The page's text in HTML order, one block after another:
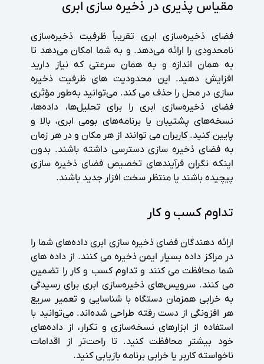
مقیاس پذیری در ذخیره سازی ابری
فضای ذخیره‌سازی ابری تقریباً ظرفیت ذخیره‌سازی
نامحدودی را ارائه می‌دهد. و به شما امکان می‌دهد تا
به همان اندازه و به همان سرعتی که نیاز دارید
افزایش دهید. این محدودیت های ظرفیت ذخیره
سازی در محل را حذف می کند. می‌توانید به‌طور مؤثری
فضای ذخیره‌سازی ابری را برای تحلیل‌ها، داده‌ها،
نسخه‌های پشتیبان یا برنامه‌های بومی ابری، بالا و
پایین کنید. کاربران می توانند از هر مکان و در هر زمان
به فضای ذخیره سازی دسترسی داشته باشند. بدون
اینکه نگران فرآیندهای تخصیص فضای ذخیره سازی
پیچیده باشند یا منتظر سخت افزار جدید باشند.
تداوم کسب و کار
ارائه دهندگان فضای ذخیره سازی ابری داده‌های شما را
در مراکز داده بسیار ایمن ذخیره می کنند. از داده های
شما محافظت می کنند و تداوم کسب و کار را تضمین
می کنند. سرویس‌های ذخیره‌سازی ابری برای رسیدگی
به خرابی همزمان دستگاه با شناسایی و تعمیر سریع
هر افزونگی از دست رفته طراحی شده‌اند. می‌توانید با
استفاده از ابزارهای نسخه‌سازی و تکرار، از داده‌های
خود بیشتر محافظت کنید. تا راحت‌تر از اقدامات
ناخواسته کاربر یا خرابی برنامه بازیابی کنید.